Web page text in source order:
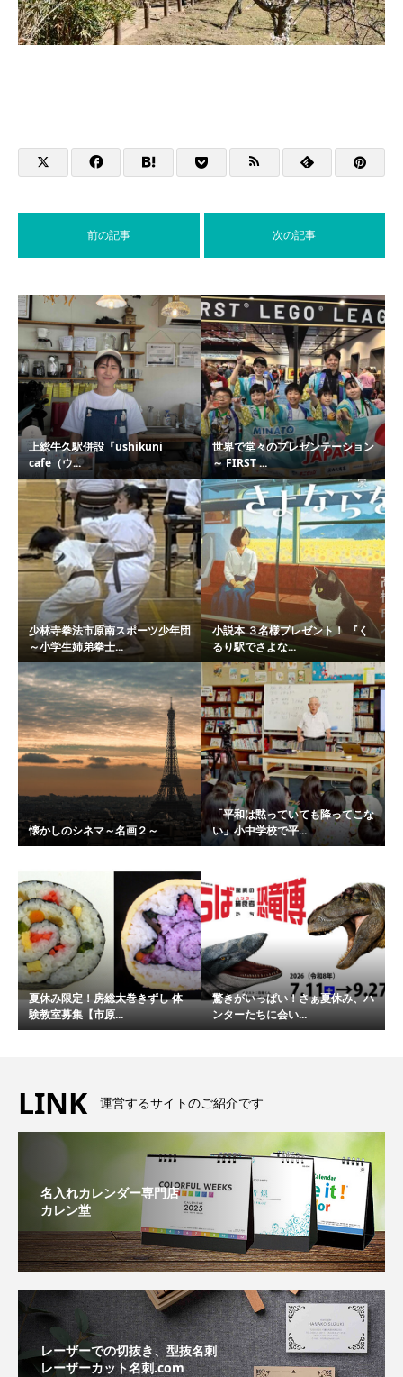
前の記事 次の記事
上総牛久駅併設『ushikuni
cafe（ウ...
世界で堂々のプレゼンテーション
～ FIRST ...
少林寺拳法市原南スポーツ少年団
～小学生姉弟拳士...
小説本 ３名様プレゼント！ 『く
るり駅でさよな...
懐かしのシネマ～名画２～
「平和は黙っていても降ってこな
い」小中学校で平...
夏休み限定！房総太巻きずし 体
験教室募集【市原...
驚きがいっぱい！さぁ夏休み、ハ
ンターたちに会い...
LINK 運営するサイトのご紹介です
名入れカレンダー専門店
カレン堂
レーザーでの切抜き、型抜名刺
レーザーカット名刺.com